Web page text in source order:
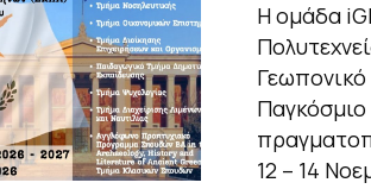
Η ομάδα
Παγκόσμιο
12 – 14